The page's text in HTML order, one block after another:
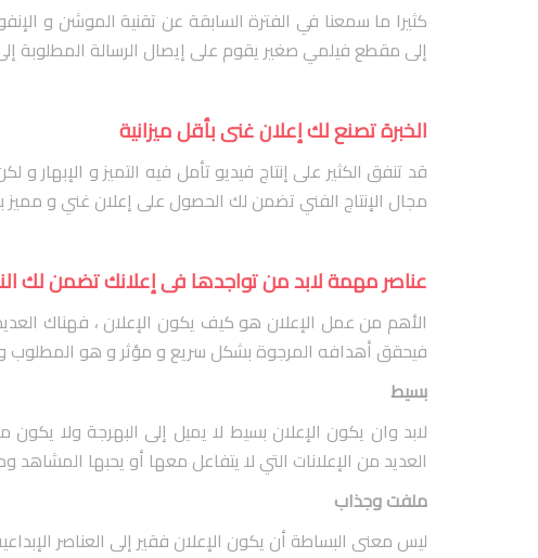
كثيرا ما سمعنا في الفترة السابقة عن تقنية الموشن و
إلى مقطع فيلمي صغير يقوم على إيصال الرسالة المطلوبة
الخبرة تصنع لك إعلان غنى بأقل ميزانية
قد تنفق الكثير على إنتاج فيديو تأمل فيه التميز و الإبهار
مجال الإنتاج الفني تضمن لك الحصول على إعلان غني و مميز
عناصر مهمة لابد من تواجدها فى إعلانك تضمن لك
الأهم من عمل الإعلان هو كيف يكون الإعلان ، فهناك
فيحقق أهدافه المرجوة بشكل سريع و مؤثر و هو المطلوب
بسيط
لابد وان يكون الإعلان بسيط لا يميل إلى البهرجة ولا
العديد من الإعلانات التي لا يتفاعل معها أو يحبها المشاهد
ملفت وجذاب
ليس معنى البساطة أن يكون الإعلان فقير إلى العناصر